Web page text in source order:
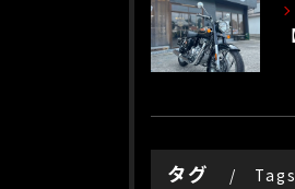
タグ Tags